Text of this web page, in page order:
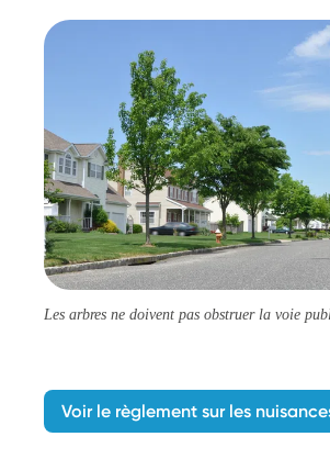
Les arbres ne doivent pas obstruer la voie
Voir le règlement sur les